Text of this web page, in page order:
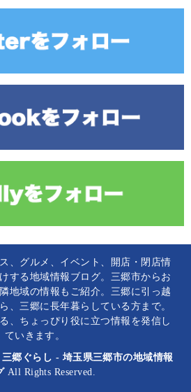
、グルメ、イベント、開店・閉店情
する地域情報ブログ。三郷市からお
地域の情報もご紹介。三郷に引っ越
、三郷に長年暮らしている方まで。
、ちょっぴり役に立つ情報を発信し
ていきます。
三郷ぐらし - 埼玉県三郷市の地域情報
All Rights Reserved.